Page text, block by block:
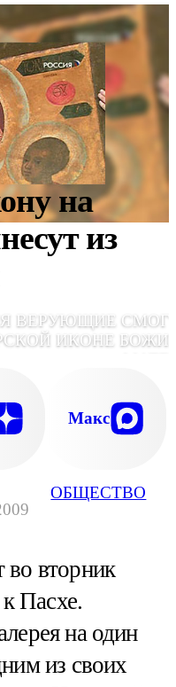
ОБЩЕСТВО
на
из
ВЕРУЮЩИЕ
ИКОНЕ
Макс
во вторник
Пасхе.
на один
из своих